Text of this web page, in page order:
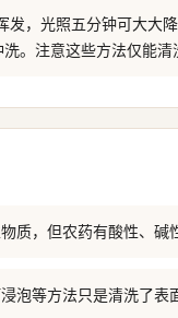
，光照五分钟可大大
。注意这些方法仅能清
质，但农药有酸性、碱
泡等方法只是清洗了表